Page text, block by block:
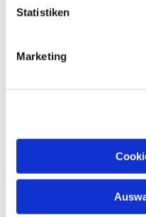
Statistiken
Marketing
Küster Anton Rzepka
Telefon: 0162 242 57 34
